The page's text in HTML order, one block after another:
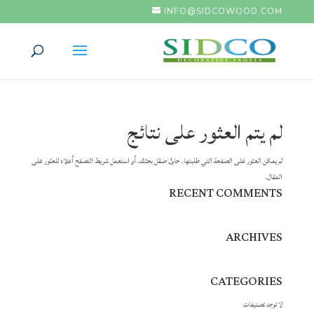
INFO@SIDCOWOOD.COM
لم يتم العثور على نتائج
لم يمكن العثور على الصفحة التي طلبتها. حاول صقل بحثك، أو استعمل شريط التصفح أعلاه للعثور على
المقال.
RECENT COMMENTS
ARCHIVES
CATEGORIES
لا توجد تصنيفات